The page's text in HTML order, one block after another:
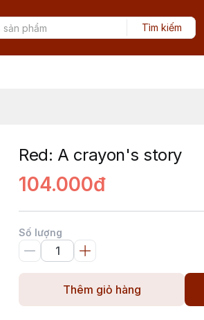
Tìm kiếm
Red: A crayon's story
104.000đ
Số lượng
Thêm giỏ hàng